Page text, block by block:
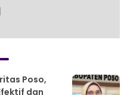
Poso,
dan